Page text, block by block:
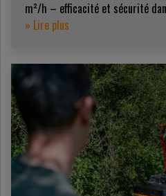
m²/h – efficacité et sécurité
» Lire plus